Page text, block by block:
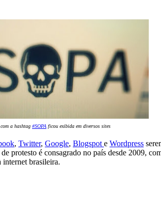
a hashtag #SOPA ficou exibida em diversos sites
, Twitter, Google, Blogspot e Wordpress
protesto é consagrado no país desde 2009,
internet brasileira.